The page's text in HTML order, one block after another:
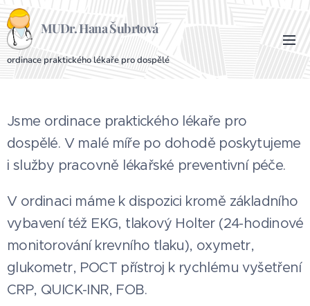
MUDr. Hana Šubrtová
ordinace praktického lékaře pro dospělé
Jsme ordinace praktického lékaře pro
dospělé. V malé míře po dohodě poskytujeme
i služby pracovně lékařské preventivní péče.
V ordinaci máme k dispozici kromě základního
vybavení též EKG, tlakový Holter (24-hodinové
monitorování krevního tlaku), oxymetr,
glukometr, POCT přístroj k rychlému vyšetření
CRP, QUICK-INR, FOB.